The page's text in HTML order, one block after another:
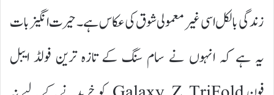
زندگی بالکل اسی غیر معمولی شوق کی عکاس ہے۔ حیرت انگیز بات
یہ ہے کہ انہوں نے سام سنگ کے تازہ ترین فولڈ ایبل